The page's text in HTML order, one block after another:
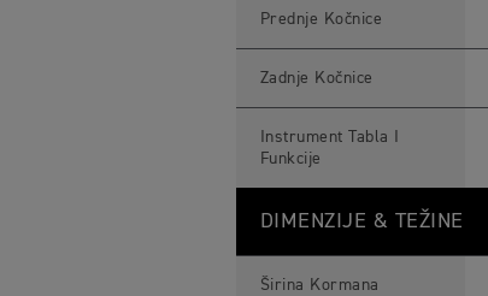
Prednje Kočnice
Zadnje Kočnice
Instrument Tabla I
Funkcije
DIMENZIJE & TEŽINE
Širina Kormana